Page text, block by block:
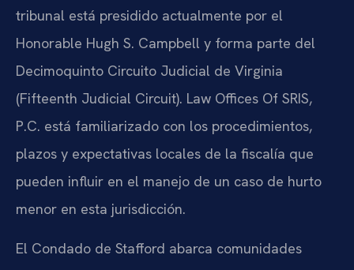
tribunal está presidido actualmente por el
Honorable Hugh S. Campbell y forma parte del
Decimoquinto Circuito Judicial de Virginia
(Fifteenth Judicial Circuit). Law Offices Of SRIS,
P.C. está familiarizado con los procedimientos,
plazos y expectativas locales de la fiscalía que
pueden influir en el manejo de un caso de hurto
menor en esta jurisdicción.
El Condado de Stafford abarca comunidades